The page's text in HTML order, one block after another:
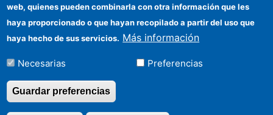
Ayudas FEDER
Organismos financiadores
Contacto
Cómo llegar
web, quienes pueden combinarla con otra información que les
haya proporcionado o que hayan recopilado a partir del uso que
haya hecho de sus servicios. Más información
Necesarias Preferencias
Guardar preferencias